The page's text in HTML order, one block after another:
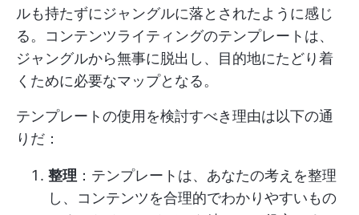
ルも持たずにジャングルに落とされたように感じ
る。コンテンツライティングのテンプレートは、
ジャングルから無事に脱出し、目的地にたどり着
くために必要なマップとなる。
テンプレートの使用を検討すべき理由は以下の通
りだ：
整理 ：テンプレートは、あなたの考えを整理
し、コンテンツを合理的でわかりやすいもの